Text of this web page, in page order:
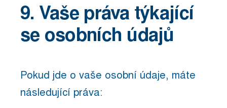
9. Vaše práva týkající
se osobních údajů
Pokud jde o vaše osobní údaje, máte
následující práva: